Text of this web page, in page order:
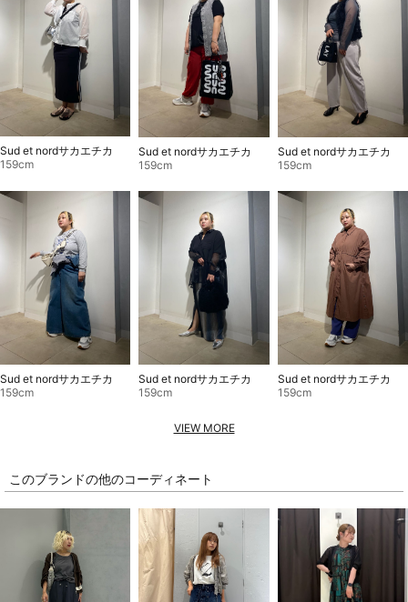
Sud et nordサカエチカ
159cm
Sud et nordサカエチカ
159cm
Sud et nordサカエチカ
159cm
Sud et nordサカエチカ
159cm
Sud et nordサカエチカ
159cm
Sud et nordサカエチカ
159cm
VIEW MORE
このブランドの他のコーディネート